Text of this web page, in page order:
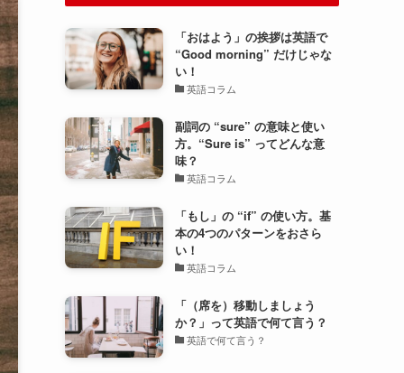
「おはよう」の挨拶は英語で
“Good morning” だけじゃな
い！
英語コラム
副詞の “sure” の意味と使い
方。“Sure is” ってどんな意
味？
英語コラム
「もし」の “if” の使い方。基
本の4つのパターンをおさら
い！
英語コラム
「（席を）移動しましょう
か？」って英語で何て言う？
英語で何て言う？